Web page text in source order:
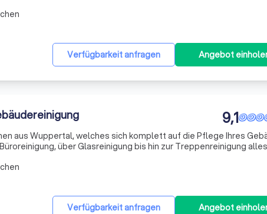
Verfügbarkeit anfragen Angebot
9,1
aus Wuppertal, welches sich komplett auf die Pflege Ihres
über Glasreinigung bis hin zur Treppenreinigung
Verfügbarkeit anfragen Angebot